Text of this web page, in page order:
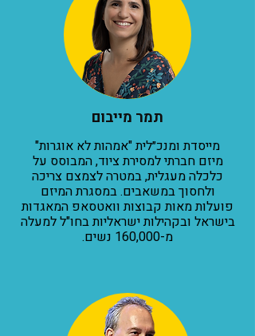
תמר מייבום
מייסדת ומנכ״לית "אמהות לא אוגרות"
מיזם חברתי למסירת ציוד, המבוסס על
כלכלה מעגלית, במטרה לצמצם צריכה
ולחסוך במשאבים. במסגרת המיזם
פועלות מאות קבוצות וואטסאפ המאגדות
בישראל ובקהילות ישראליות בחו"ל למעלה
מ-160,000 נשים.